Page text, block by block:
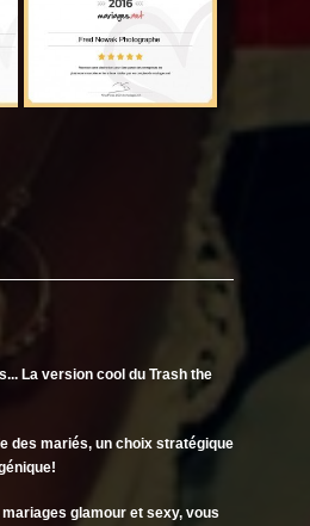
La version cool du Trash the
des mariés, un choix stratégique
mariages glamour et sexy, vous